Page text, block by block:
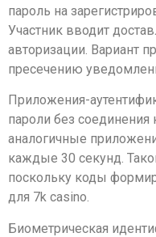
пароль на
Участник вводит
авторизации. Вариант
пресечению
Приложения-
пароли без соединения
аналогичные
каждые 30 секунд.
поскольку коды
для 7k casino.
Биометрическая